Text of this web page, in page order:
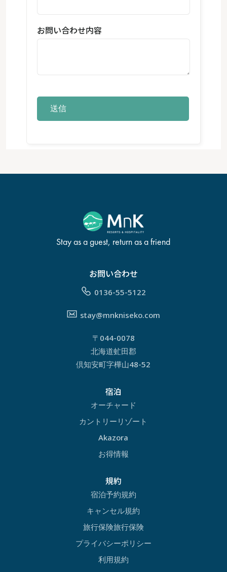
お問い合わせ内容
Stay as a guest, return as a friend
お問い合わせ
0136-55-5122
stay@mnkniseko.com
〒044-0078
北海道虻田郡
倶知安町字樺山48-52
宿泊
オーチャード
カントリーリゾート
Akazora
お得情報
規約
宿泊予約規約
キャンセル規約
旅行保険旅行保険
プライバシーポリシー
利用規約